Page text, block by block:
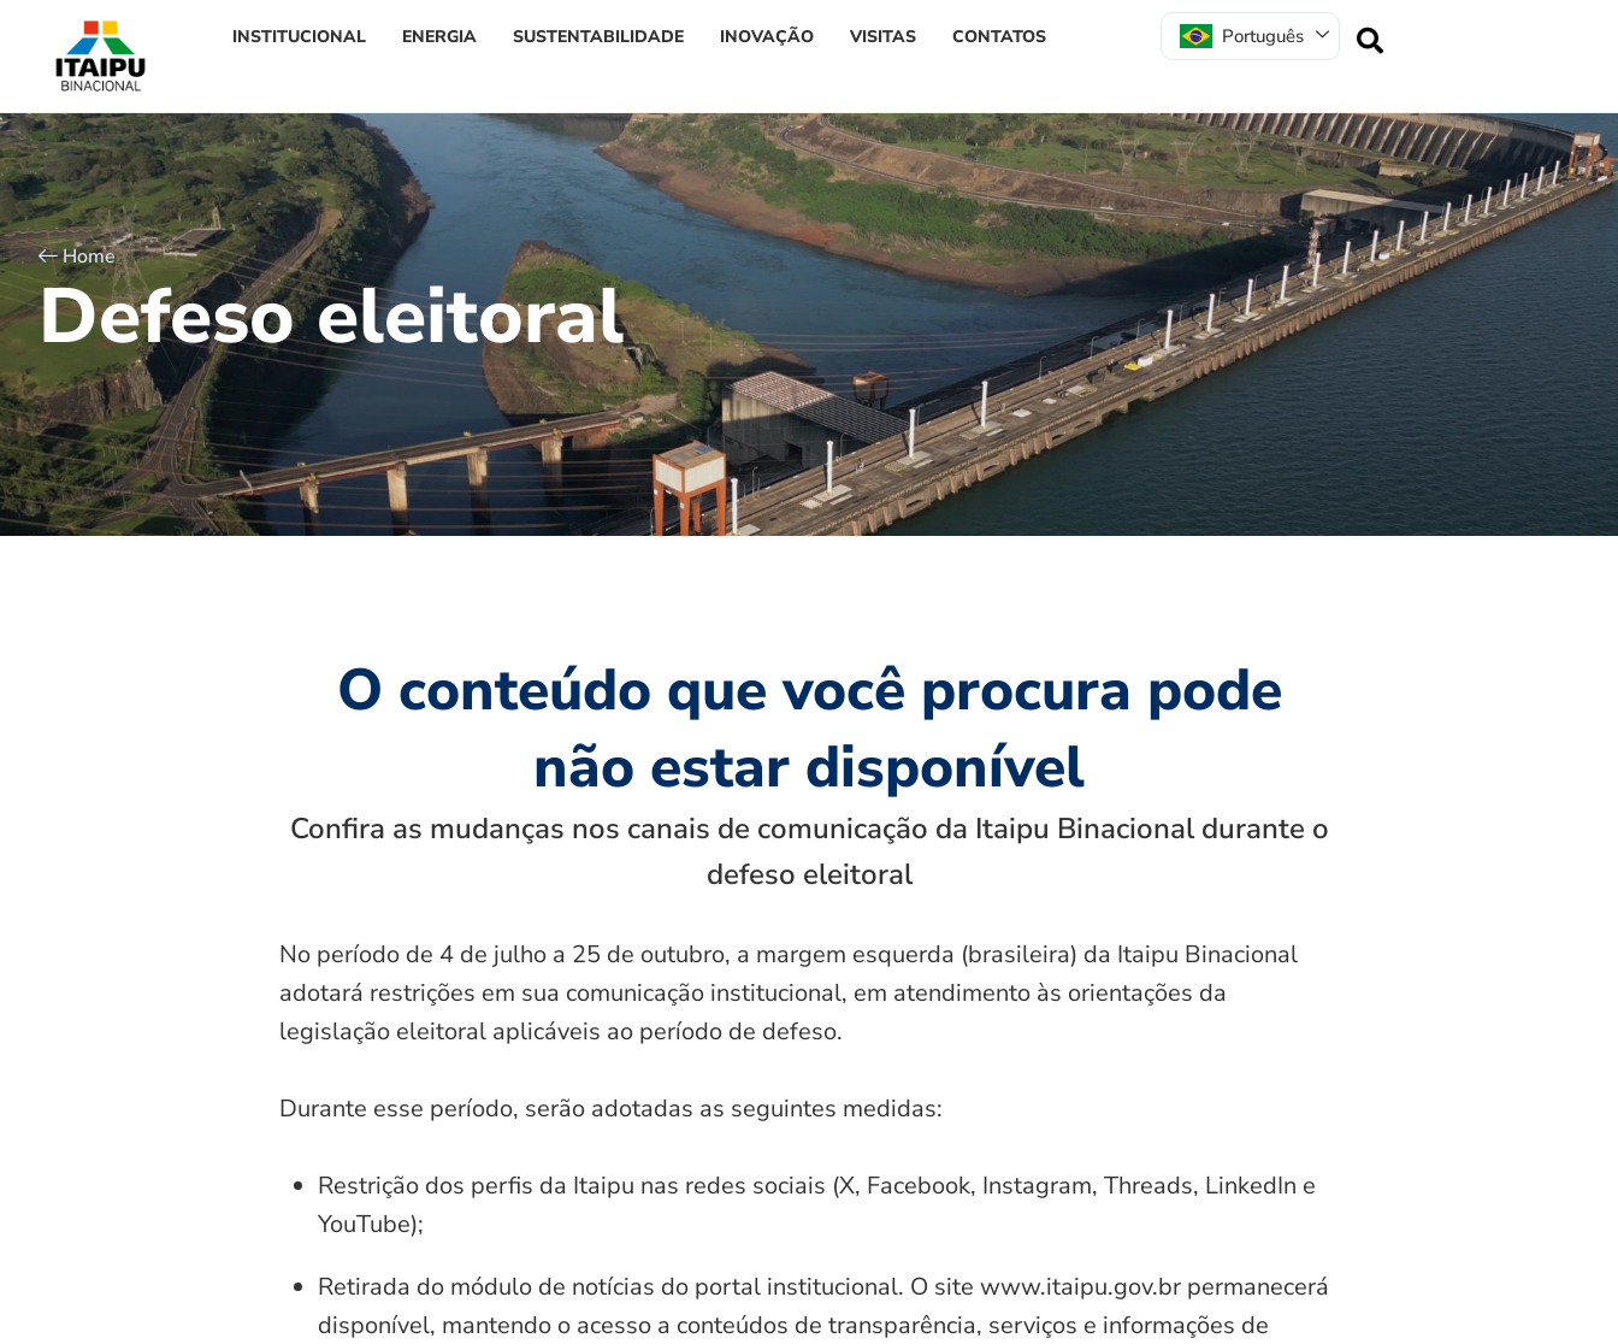
INSTITUCIONAL ENERGIA SUSTENTABILIDADE INOVAÇÃO VISITAS CONTATOS Português
Home
Defeso eleitoral
O conteúdo que você procura pode
não estar disponível
Confira as mudanças nos canais de comunicação da Itaipu Binacional durante o
defeso eleitoral
No período de 4 de julho a 25 de outubro, a margem esquerda (brasileira) da Itaipu Binacional
adotará restrições em sua comunicação institucional, em atendimento às orientações da
legislação eleitoral aplicáveis ao período de defeso.
Durante esse período, serão adotadas as seguintes medidas:
Restrição dos perfis da Itaipu nas redes sociais (X, Facebook, Instagram, Threads, LinkedIn e
YouTube);
Retirada do módulo de notícias do portal institucional. O site www.itaipu.gov.br permanecerá
disponível, mantendo o acesso a conteúdos de transparência, serviços e informações de